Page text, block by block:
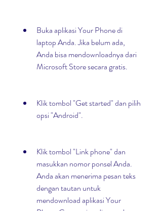
Buka aplikasi Your Phone di
laptop Anda. Jika belum ada,
Anda bisa mendownloadnya dari
Microsoft Store secara gratis.
Klik tombol "Get started" dan pilih
opsi "Android".
Klik tombol "Link phone" dan
masukkan nomor ponsel Anda.
Anda akan menerima pesan teks
dengan tautan untuk
mendownload aplikasi Your